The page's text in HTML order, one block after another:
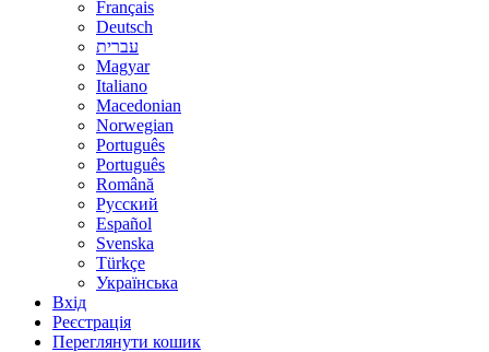
Français
Deutsch
עברית
Magyar
Italiano
Macedonian
Norwegian
Português
Português
Română
Русский
Español
Svenska
Türkçe
Українська
Вхід
Реєстрація
Переглянути кошик